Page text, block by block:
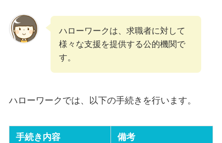
ハローワークは、求職者に対して
様々な支援を提供する公的機関で
す。
ハローワークでは、以下の手続きを行います。
手続き内容 備考